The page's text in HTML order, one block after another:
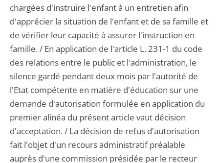
chargées d'instruire l'enfant à un entretien afin
d'apprécier la situation de l'enfant et de sa famille et
de vérifier leur capacité à assurer l'instruction en
famille. / En application de l'article L. 231-1 du code
des relations entre le public et l'administration, le
silence gardé pendant deux mois par l'autorité de
l'Etat compétente en matière d'éducation sur une
demande d'autorisation formulée en application du
premier alinéa du présent article vaut décision
d'acceptation. / La décision de refus d'autorisation
fait l'objet d'un recours administratif préalable
auprès d'une commission présidée par le recteur